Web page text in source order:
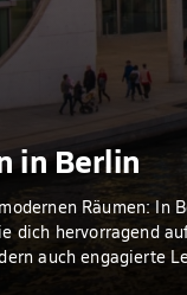
in Berlin
Räumen: In
dich hervorragend
auch engagierte